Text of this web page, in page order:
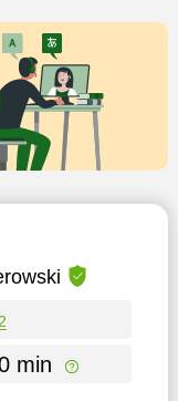
min